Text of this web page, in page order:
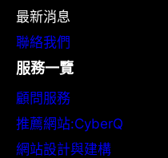
最新消息
聯絡我們
服務一覽
顧問服務
推薦網站:CyberQ
網站設計與建構